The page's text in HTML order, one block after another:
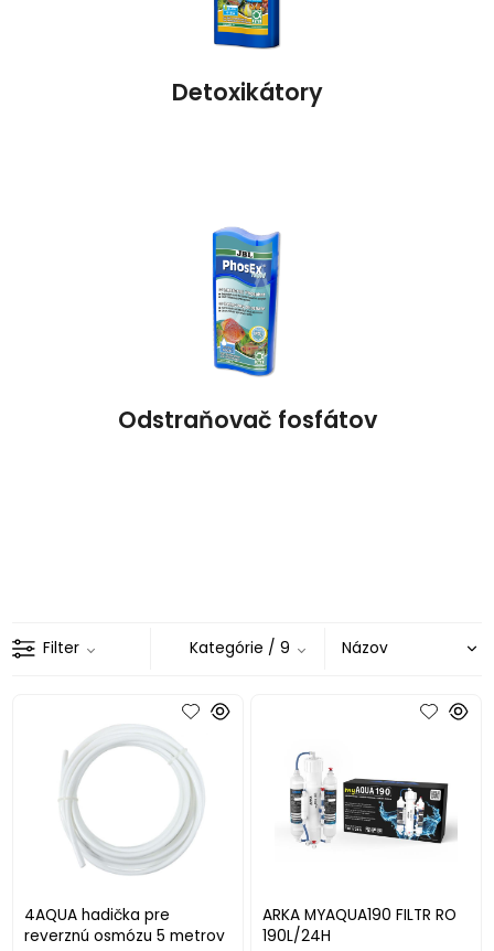
Detoxikátory
Odstraňovač fosfátov
Filter Kategórie / 9
4AQUA hadička pre
reverznú osmózu 5 metrov
ARKA MYAQUA190 FILTR RO
190L/24H